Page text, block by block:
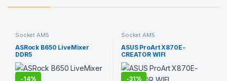
Socket AM5
ASRock B650 LiveMixer
DDR5
-14%
Socket AM5
ASUS ProArt X870E-
CREATOR WIFI
-31%